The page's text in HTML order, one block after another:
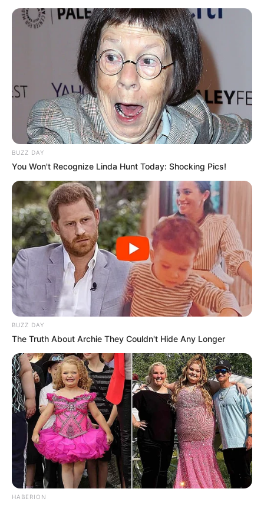
BUZZ DAY
You Won't Recognize Linda Hunt Today: Shocking Pics!
BUZZ DAY
The Truth About Archie They Couldn't Hide Any Longer
HABERION